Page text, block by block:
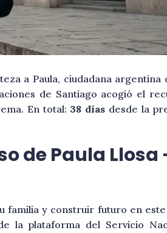
a Paula, ciudadana argentina
de Santiago acogió el
En total: 38 días desde la
de Paula Llosa
y construir futuro en este
la plataforma del Servicio